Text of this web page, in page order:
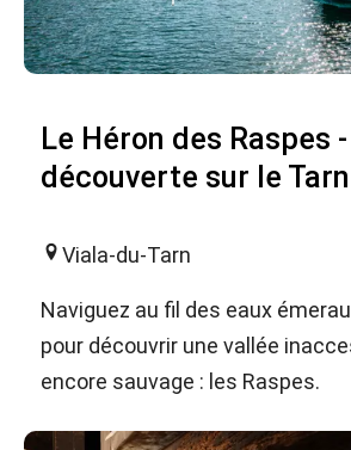
Le Héron des Raspes
découverte sur le Tarn
Viala-du-Tarn
Naviguez au fil des eaux
pour découvrir une vallée
encore sauvage : les Raspes.